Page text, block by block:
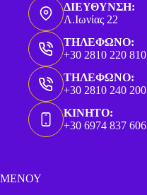
ΔΙΕΥΘΥΝΣΗ:
Λ.Ιωνίας 22
ΤΗΛΕΦΩΝΟ:
+30 2810 220 810
ΤΗΛΕΦΩΝΟ:
+30 2810 240 200
ΚΙΝΗΤΟ:
+30 6974 837 606
ΜΕΝΟΥ